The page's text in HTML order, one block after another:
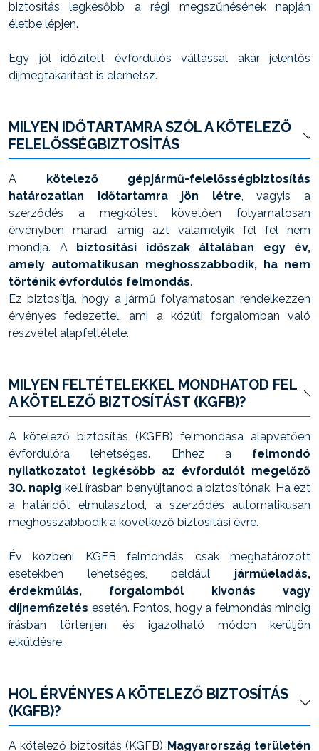
biztosítás legkésőbb a régi megszűnésének napján
életbe lépjen.
Egy jól időzített évfordulós váltással akár jelentős
díjmegtakarítást is elérhetsz.
MILYEN IDŐTARTAMRA SZÓL A KÖTELEZŐ
FELELŐSSÉGBIZTOSÍTÁS
A
kötelező gépjármű-felelősségbiztosítás
határozatlan időtartamra jön létre, vagyis a
szerződés a megkötést követően folyamatosan
érvényben marad, amíg azt valamelyik fél fel nem
mondja. A
biztosítási időszak általában egy év,
amely automatikusan meghosszabbodik, ha nem
történik évfordulós felmondás.
Ez biztosítja, hogy a jármű folyamatosan rendelkezzen
érvényes fedezettel, ami a közúti forgalomban való
részvétel alapfeltétele.
MILYEN FELTÉTELEKKEL MONDHATOD FEL
A KÖTELEZŐ BIZTOSÍTÁST (KGFB)?
A kötelező biztosítás (KGFB) felmondása alapvetően
évfordulóra lehetséges. Ehhez a felmondó
nyilatkozatot legkésőbb az évfordulót megelőző
30. napig kell írásban benyújtanod a biztosítónak. Ha ezt
a határidőt elmulasztod, a szerződés automatikusan
meghosszabbodik a következő biztosítási évre.
Év közbeni KGFB felmondás csak meghatározott
esetekben lehetséges, például járműeladás,
érdekmúlás, forgalomból kivonás vagy
díjnemfizetés esetén. Fontos, hogy a felmondás mindig
írásban történjen, és igazolható módon kerüljön
elküldésre.
HOL ÉRVÉNYES A KÖTELEZŐ BIZTOSÍTÁS
(KGFB)?
A kötelező biztosítás (KGFB) Magyarország területén